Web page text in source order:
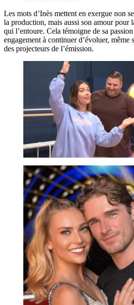
Les mots d’Inès mettent en exergue non
la production, mais aussi son amour pour
qui l’entoure. Cela témoigne de sa
engagement à continuer d’évoluer, même
des projecteurs de l’émission.